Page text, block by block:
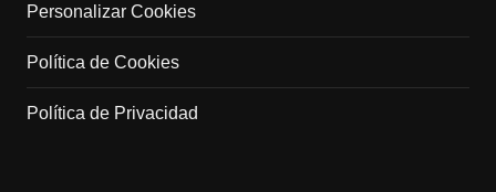
Personalizar Cookies
Política de Cookies
Política de Privacidad